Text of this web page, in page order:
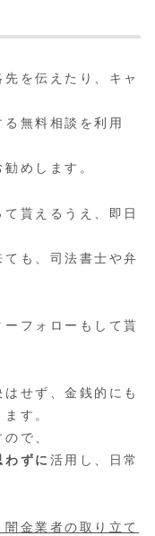
を伝えたり、キャ
無料相談 を利用
めします。
貰えるうえ、即日
も、司法書士や弁
フォローもして貰
せず、金銭的にも
す。
で、
ずに 活用し、日常
金業者の取り立て